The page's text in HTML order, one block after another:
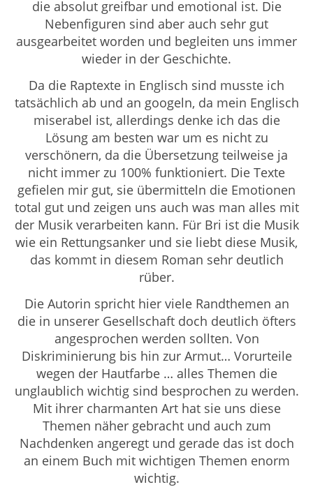
die absolut greifbar und emotional ist. Die
Nebenfiguren sind aber auch sehr gut
ausgearbeitet worden und begleiten uns immer
wieder in der Geschichte.
Da die Raptexte in Englisch sind musste ich
tatsächlich ab und an googeln, da mein Englisch
miserabel ist, allerdings denke ich das die
Lösung am besten war um es nicht zu
verschönern, da die Übersetzung teilweise ja
nicht immer zu 100% funktioniert. Die Texte
gefielen mir gut, sie übermitteln die Emotionen
total gut und zeigen uns auch was man alles mit
der Musik verarbeiten kann. Für Bri ist die Musik
wie ein Rettungsanker und sie liebt diese Musik,
das kommt in diesem Roman sehr deutlich
rüber.
Die Autorin spricht hier viele Randthemen an
die in unserer Gesellschaft doch deutlich öfters
angesprochen werden sollten. Von
Diskriminierung bis hin zur Armut… Vorurteile
wegen der Hautfarbe … alles Themen die
unglaublich wichtig sind besprochen zu werden.
Mit ihrer charmanten Art hat sie uns diese
Themen näher gebracht und auch zum
Nachdenken angeregt und gerade das ist doch
an einem Buch mit wichtigen Themen enorm
wichtig.